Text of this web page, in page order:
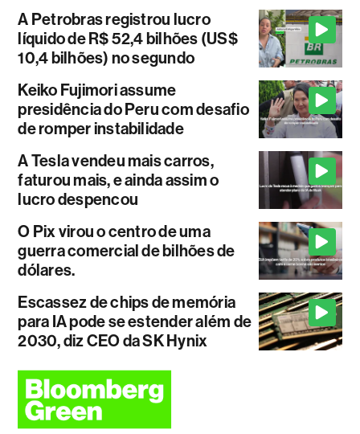
A Petrobras registrou lucro
líquido de R$ 52,4 bilhões (US$
10,4 bilhões) no segundo
Keiko Fujimori assume
presidência do Peru com desafio
de romper instabilidade
A Tesla vendeu mais carros,
faturou mais, e ainda assim o
lucro despencou
O Pix virou o centro de uma
guerra comercial de bilhões de
dólares.
Escassez de chips de memória
para IA pode se estender além de
2030, diz CEO da SK Hynix